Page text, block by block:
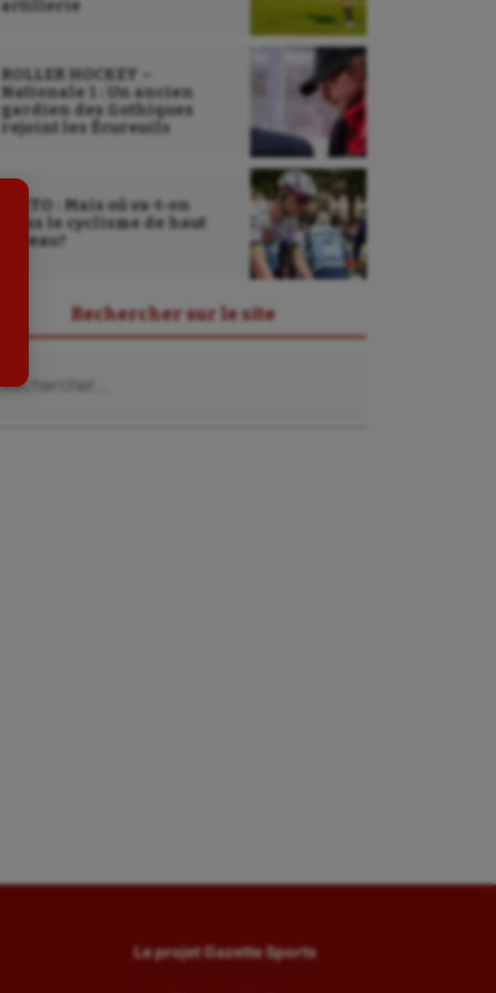
Sarbacane
Sport adapté
Sport-entreprise
Tir
artillerie
ROLLER HOCKEY –
Nationale 1 : Un ancien
gardien des Gothiques
rejoint les Écureuils
EDITO : Mais où va-t-on
dans le cyclisme de haut
niveau?
Rechercher sur le site
Le projet Gazette Sports